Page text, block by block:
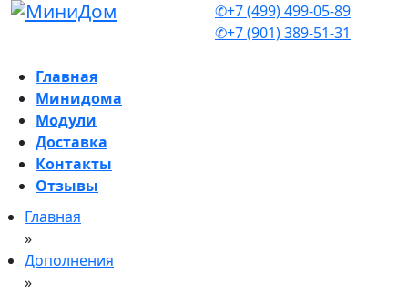
✆+7 (499) 499-05-89
✆+7 (901) 389-51-31
Главная
Минидома
Модули
Доставка
Контакты
Отзывы
Главная
»
Дополнения
»